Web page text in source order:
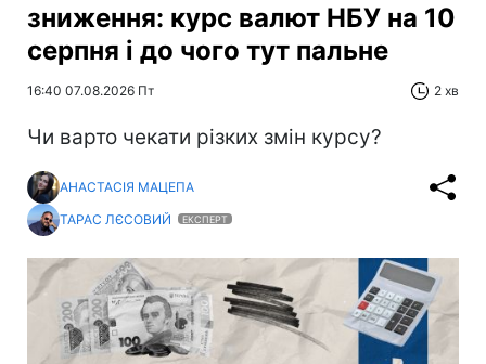
зниження: курс валют НБУ на 10
серпня і до чого тут пальне
16:40 07.08.2026 Пт 2 хв
Чи варто чекати різких змін курсу?
АНАСТАСІЯ МАЦЕПА
ТАРАС ЛЄСОВИЙ
ЕКСПЕРТ